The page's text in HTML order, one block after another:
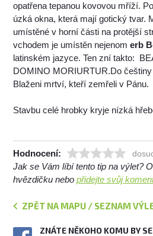
opatřena tepanou kovovou mříží.
úzká okna, která mají gotický tvar.
umístěné v horní části na protější
vchodem je umístěn nejenomerb
latinském jazyce. Ten zní takto:
DOMINO MORIURTUR.Do
Blaženi mrtví, kteří zemřeli v Pánu.
Stavbu celé hrobky kryje nízká
Hodnocení:
Jak se Vám líbí tento tip na výlet?
hvězdičku nebopřidejte svůj
ZPĚT NA MAPU / SEZNAM
ZNÁTE NĚKOHO KOMU BY